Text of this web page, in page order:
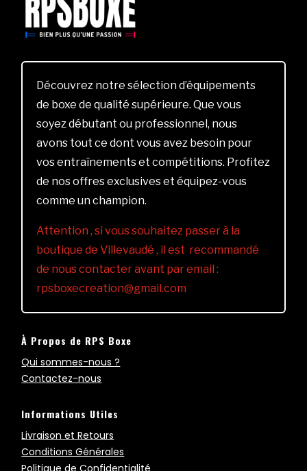
Découvrez notre sélection d’équipements
de boxe de qualité supérieure. Que vous
soyez débutant ou professionnel, nous
avons tout ce dont vous avez besoin pour
vos entraînements et compétitions. Profitez
de nos offres exclusives et équipez-vous
comme un champion.
Attention , si vous souhaitez passer à la
boutique de Villevaudé , il est recommandé
de nous contacter avant par email :
rpsboxecreation@gmail.com
À Propos de RPS Boxe
Qui sommes-nous ?
Contactez-nous
Informations Utiles
Livraison et Retours
Conditions Générales
Politique de Confidentialité